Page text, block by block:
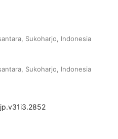
Sukoharjo, Indonesia
Sukoharjo, Indonesia